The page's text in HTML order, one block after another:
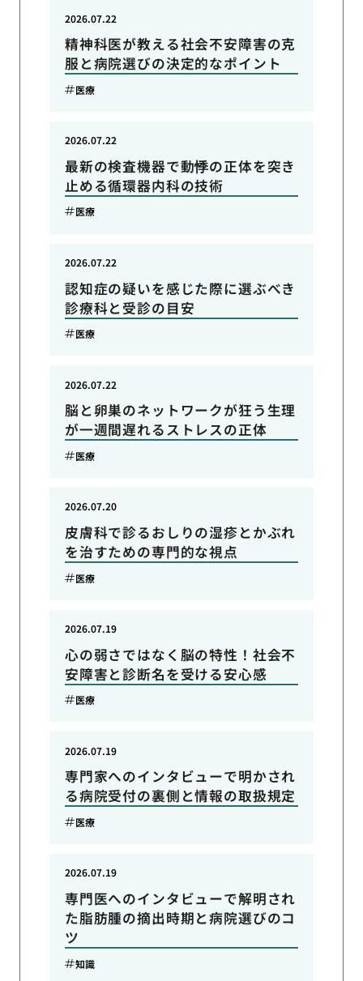
精神科医が教える社会不安障害の克
服と病院選びの決定的なポイント
2026.07.22
医療
最新の検査機器で動悸の正体を突き
止める循環器内科の技術
2026.07.22
医療
認知症の疑いを感じた際に選ぶべき
診療科と受診の目安
2026.07.22
医療
脳と卵巣のネットワークが狂う生理
が一週間遅れるストレスの正体
2026.07.22
医療
皮膚科で診るおしりの湿疹とかぶれ
を治すための専門的な視点
2026.07.20
医療
心の弱さではなく脳の特性！社会不
安障害と診断名を受ける安心感
2026.07.19
医療
専門家へのインタビューで明かされ
る病院受付の裏側と情報の取扱規定
2026.07.19
医療
専門医へのインタビューで解明され
た脂肪腫の摘出時期と病院選びのコ
ツ
2026.07.19
知識